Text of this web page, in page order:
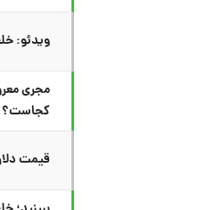
ویدئو: خلاصه
مجری
کجاست؟
قیمت